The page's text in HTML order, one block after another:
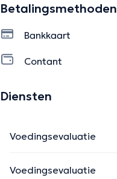
Betalingsmethoden
Bankkaart
Contant
Diensten
Voedingsevaluatie
Voedingsevaluatie